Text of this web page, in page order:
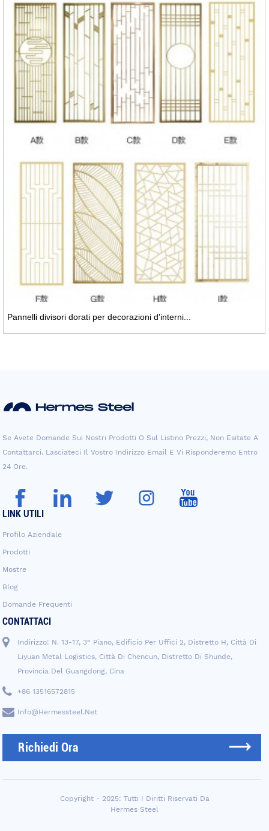
Pannelli divisori dorati per decorazioni d'interni...
Se Avete Domande Sui Nostri Prodotti O Sul Listino Prezzi, Non Esitate A
Contattarci. Lasciateci Il Vostro Indirizzo Email E Vi Risponderemo Entro
24 Ore.
LINK UTILI
Profilo Aziendale
Prodotti
Mostre
Blog
Domande Frequenti
CONTATTACI
Indirizzo: N. 13-17, 3° Piano, Edificio Per Uffici 2, Distretto H, Città Di
Liyuan Metal Logistics, Città Di Chencun, Distretto Di Shunde,
Provincia Del Guangdong, Cina
+86 13516572815
Info@hermessteel.net
Richiedi Ora
Copyright - 2025: Tutti I Diritti Riservati Da
Hermes Steel